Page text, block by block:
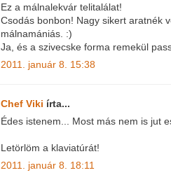
Ez a málnalekvár telitalálat!
Csodás bonbon! Nagy sikert aratnék
málnamániás. :)
Ja, és a szivecske forma remekül
2011. január 8. 15:38
Chef Viki írta...
Édes istenem... Most más nem is jut
Letörlöm a klaviatúrát!
2011. január 8. 18:11